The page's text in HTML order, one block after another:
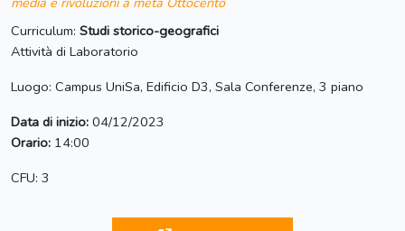
Curriculum: Studi storico-geografici
Attività di Laboratorio
Luogo: Campus UniSa, Edificio D3, Sala Conferenze, 3 piano
Data di inizio: 04/12/2023
Orario: 14:00
CFU: 3